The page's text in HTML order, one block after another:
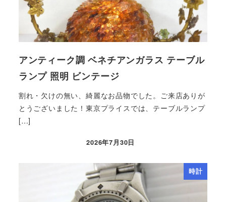
アンティーク調 ベネチアンガラス テーブル
ランプ 照明 ビンテージ
割れ・欠けの無い、綺麗なお品物でした。ご来店ありが
とうございました！東京プライスでは、テーブルランプ
[…]
2026年7月30日
時計